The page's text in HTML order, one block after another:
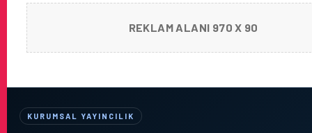
REKLAM ALANI 970 X 90
KURUMSAL YAYINCILIK